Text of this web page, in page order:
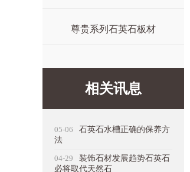
尊贵系列石英石板材
相关讯息
05-06
石英石水槽正确的保养方
法
04-29
装饰石材发展趋势石英石
必将取代天然石